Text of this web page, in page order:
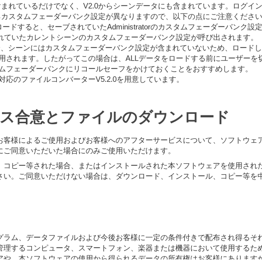
れているだけでなく、V2.0からシーンデータにも含まれています。ログイ
スタムフェーダーバンク設定が異なりますので、以下の点にご注意ください
ドすると、セーブされていたAdministratorのカスタムフェーダーバンク設
いたカレントシーンのカスタムフェーダーバンク設定が呼び出されます。
シーンにはカスタムフェーダーバンク設定が含まれていないため、ロード
されます。したがってこの場合は、ALLデータをロードする前にユーザーを
ェーダーバンクにリコールセーフをかけておくことをおすすめします。
のファイルコンバーターV5.2.0を用意しています。
合意とファイルのダウンロード
様によるご使用およびお客様へのアフターサービスについて、ソフトウェ
同意いただいた場合にのみご使用いただけます。
ピー等された場合、またはインストールされた本ソフトウェアを使用され
。ご同意いただけない場合は、ダウンロード、インストール、コピー等を
ム、データファイルおよび今後お客様に一定の条件付きで配布され得るそ
するコンピュータ、スマートフォン、楽器または機器において使用するた
、本ソフトウェアの使用から得られるデータの所有権はお客様にあります